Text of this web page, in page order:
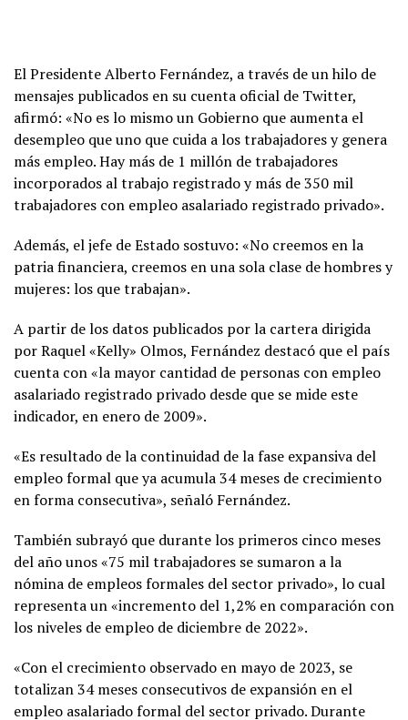
El Presidente Alberto Fernández, a través de un hilo de
mensajes publicados en su cuenta oficial de Twitter,
afirmó: «No es lo mismo un Gobierno que aumenta el
desempleo que uno que cuida a los trabajadores y genera
más empleo. Hay más de 1 millón de trabajadores
incorporados al trabajo registrado y más de 350 mil
trabajadores con empleo asalariado registrado privado».
Además, el jefe de Estado sostuvo: «No creemos en la
patria financiera, creemos en una sola clase de hombres y
mujeres: los que trabajan».
A partir de los datos publicados por la cartera dirigida
por Raquel «Kelly» Olmos, Fernández destacó que el país
cuenta con «la mayor cantidad de personas con empleo
asalariado registrado privado desde que se mide este
indicador, en enero de 2009».
«Es resultado de la continuidad de la fase expansiva del
empleo formal que ya acumula 34 meses de crecimiento
en forma consecutiva», señaló Fernández.
También subrayó que durante los primeros cinco meses
del año unos «75 mil trabajadores se sumaron a la
nómina de empleos formales del sector privado», lo cual
representa un «incremento del 1,2% en comparación con
los niveles de empleo de diciembre de 2022».
«Con el crecimiento observado en mayo de 2023, se
totalizan 34 meses consecutivos de expansión en el
empleo asalariado formal del sector privado. Durante